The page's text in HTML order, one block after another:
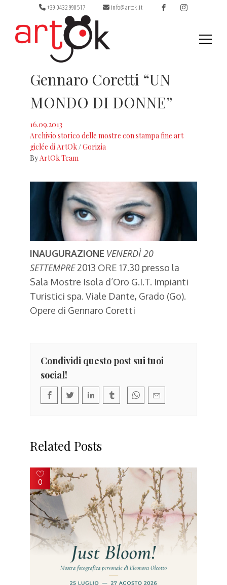
+39 0432 990517 info@artok.it
RicercaGennaro Coretti “UN
MONDO DI DONNE”
16.09.2013
Archivio storico delle mostre con stampa fine art
giclée di ArtOk/Gorizia
ByArtOk Team
INAUGURAZIONE VENERDÌ 20
SETTEMPRE2013 ORE 17.30 presso la
Sala Mostre Isola d’Oro G.I.T. Impianti
Turistici spa. Viale Dante, Grado (Go).
Opere di Gennaro Coretti
Condividi questo post sui tuoi
social!
Related Posts
0